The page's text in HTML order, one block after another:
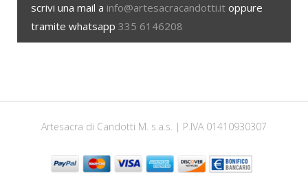
scrivi una mail a info@artesacracandotti.it oppure
tramite whatsapp 335 6146208
Artesacra di Candotti M. s.a.s. | P.IVA 01410930307